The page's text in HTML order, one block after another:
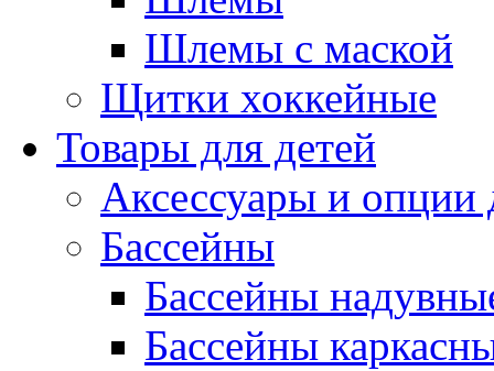
Шлемы с маской
Щитки хоккейные
Товары для детей
Аксессуары и опции
Бассейны
Бассейны
Бассейны